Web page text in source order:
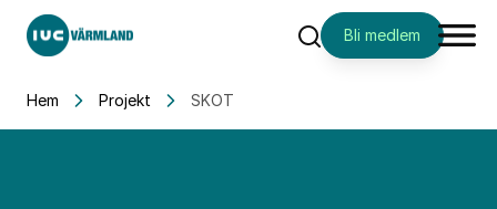
SökBli medlem
Hem Projekt SKOT